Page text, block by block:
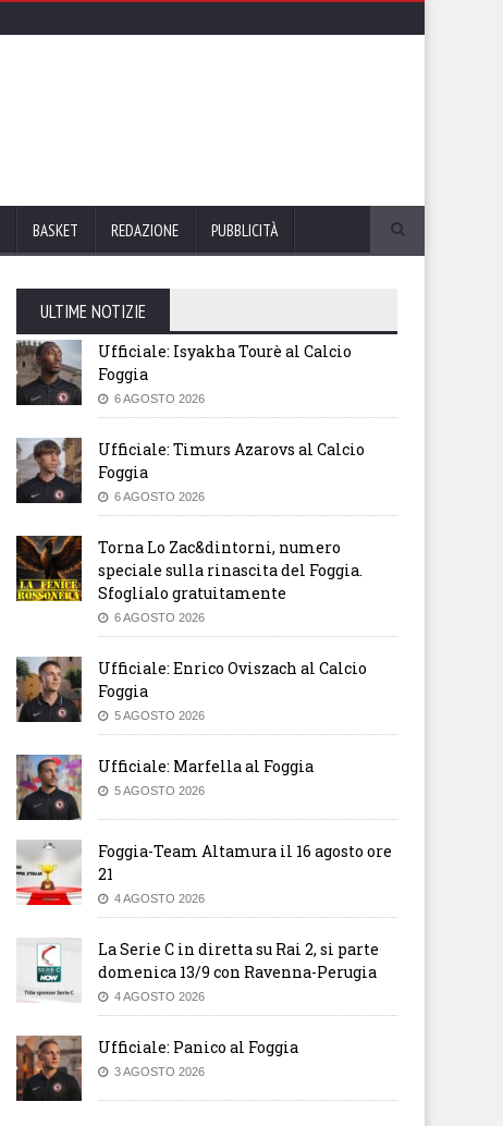
BASKET REDAZIONE PUBBLICITÀ
ULTIME NOTIZIE
Ufficiale: Isyakha Tourè al Calcio
Foggia
6 AGOSTO 2026
Ufficiale: Timurs Azarovs al Calcio
Foggia
6 AGOSTO 2026
Torna Lo Zac&dintorni, numero
speciale sulla rinascita del Foggia.
Sfoglialo gratuitamente
6 AGOSTO 2026
Ufficiale: Enrico Oviszach al Calcio
Foggia
5 AGOSTO 2026
Ufficiale: Marfella al Foggia
5 AGOSTO 2026
Foggia-Team Altamura il 16 agosto ore
21
4 AGOSTO 2026
La Serie C in diretta su Rai 2, si parte
domenica 13/9 con Ravenna-Perugia
4 AGOSTO 2026
Ufficiale: Panico al Foggia
3 AGOSTO 2026